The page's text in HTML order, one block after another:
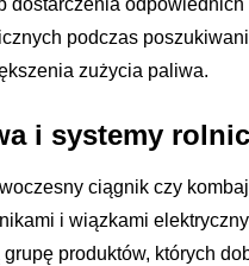
dostarczenia
podczas
zużycia paliwa.
i systemy
ciągnik czy
i wiązkami
produktów, których